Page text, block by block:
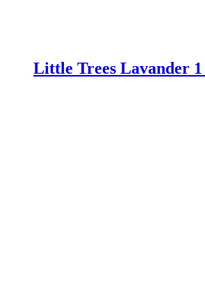
Little Trees Lavander 1